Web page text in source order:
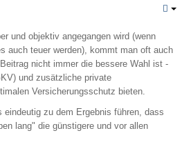
und objektiv angegangen wird (wenn
auch teuer werden), kommt man oft auch
nicht immer die bessere Wahl ist -
und zusätzliche private
Versicherungsschutz bieten.
zu dem Ergebnis führen, dass
lang" die günstigere und vor allen